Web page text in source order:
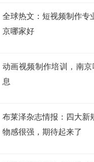
全球热文：短视频制作专
京哪家好
动画视频制作培训，南
息
布莱泽杂志情报：四大新
物感很强，期待起来了